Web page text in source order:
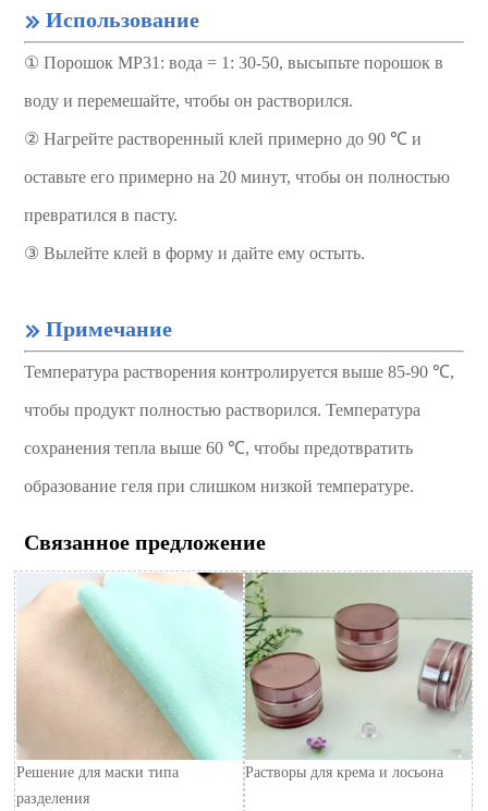
 Использование
① Порошок MP31: вода = 1: 30-50, высыпьте порошок в
воду и перемешайте, чтобы он растворился.
② Нагрейте растворенный клей примерно до 90 ℃ и
оставьте его примерно на 20 минут, чтобы он полностью
превратился в пасту.
③ Вылейте клей в форму и дайте ему остыть.
 Примечание
Температура растворения контролируется выше 85-90 ℃,
чтобы продукт полностью растворился. Температура
сохранения тепла выше 60 ℃, чтобы предотвратить
образование геля при слишком низкой температуре.
Связанное предложение
Решение для маски типа
разделения
Растворы для крема и лосьона